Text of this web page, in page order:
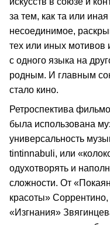
за тем, как та или
несоединимое,
тех или иных мотивов
с одного языка на
родным. И главным
стало кино.
Ретроспектива
была использована
универсальность
tintinnabuli, или
одухотворять и
сложности. От
красоты»
«Изгнания»